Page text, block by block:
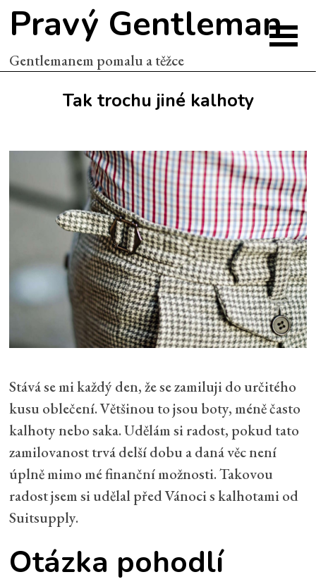
Pravý Gentleman
Gentlemanem pomalu a těžce
Tak trochu jiné kalhoty
Stává se mi každý den, že se zamiluji do určitého
kusu oblečení. Většinou to jsou boty, méně často
kalhoty nebo saka. Udělám si radost, pokud tato
zamilovanost trvá delší dobu a daná věc není
úplně mimo mé finanční možnosti. Takovou
radost jsem si udělal před Vánoci s kalhotami od
Suitsupply.
Otázka pohodlí